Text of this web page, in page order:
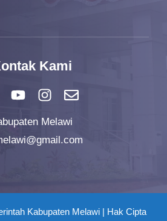
Kami
Melawi
Kabupaten Melawi | Hak Cipta